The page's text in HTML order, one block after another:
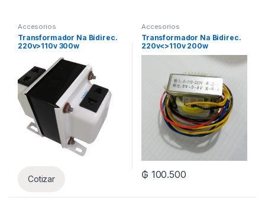
Accesorios
Transformador Na Bidirec.
220v>110v 300w
Cotizar
Accesorios
Transformador Na Bidirec.
220v<>110v 200w
₲ 100.500